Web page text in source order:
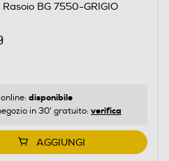
BG 7550-GRIGIO
disponibile
in 30' gratuito: verifica
AGGIUNGI